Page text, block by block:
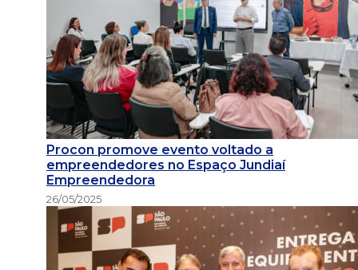
Procon promove evento voltado a
empreendedores no Espaço Jundiaí
Empreendedora
26/05/2025